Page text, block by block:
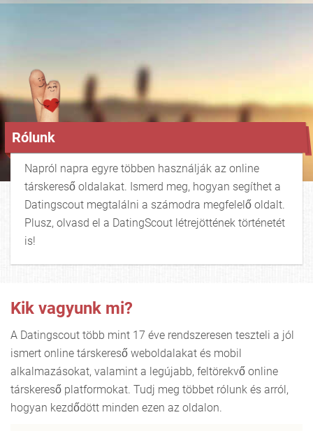
Rólunk
Napról napra egyre többen használják az online
társkereső oldalakat. Ismerd meg, hogyan segíthet a
Datingscout megtalálni a számodra megfelelő oldalt.
Plusz, olvasd el a DatingScout létrejöttének történetét
is!
Kik vagyunk mi?
A Datingscout több mint 17 éve rendszeresen teszteli a jól
ismert online társkereső weboldalakat és mobil
alkalmazásokat, valamint a legújabb, feltörekvő online
társkereső platformokat. Tudj meg többet rólunk és arról,
hogyan kezdődött minden ezen az oldalon.